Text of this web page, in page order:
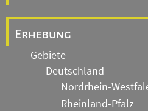
Erhebung
Gebiete
Deutschland
Nordrhein-
Rheinland-Pfalz